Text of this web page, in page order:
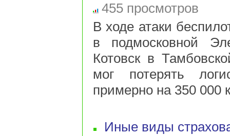
455 просмотров
В ходе атаки
в подмосковной
Котовск в
мог потерять
примерно на 350 000
Иные виды